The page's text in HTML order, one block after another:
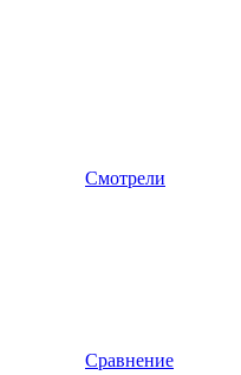
Смотрели
Сравнение